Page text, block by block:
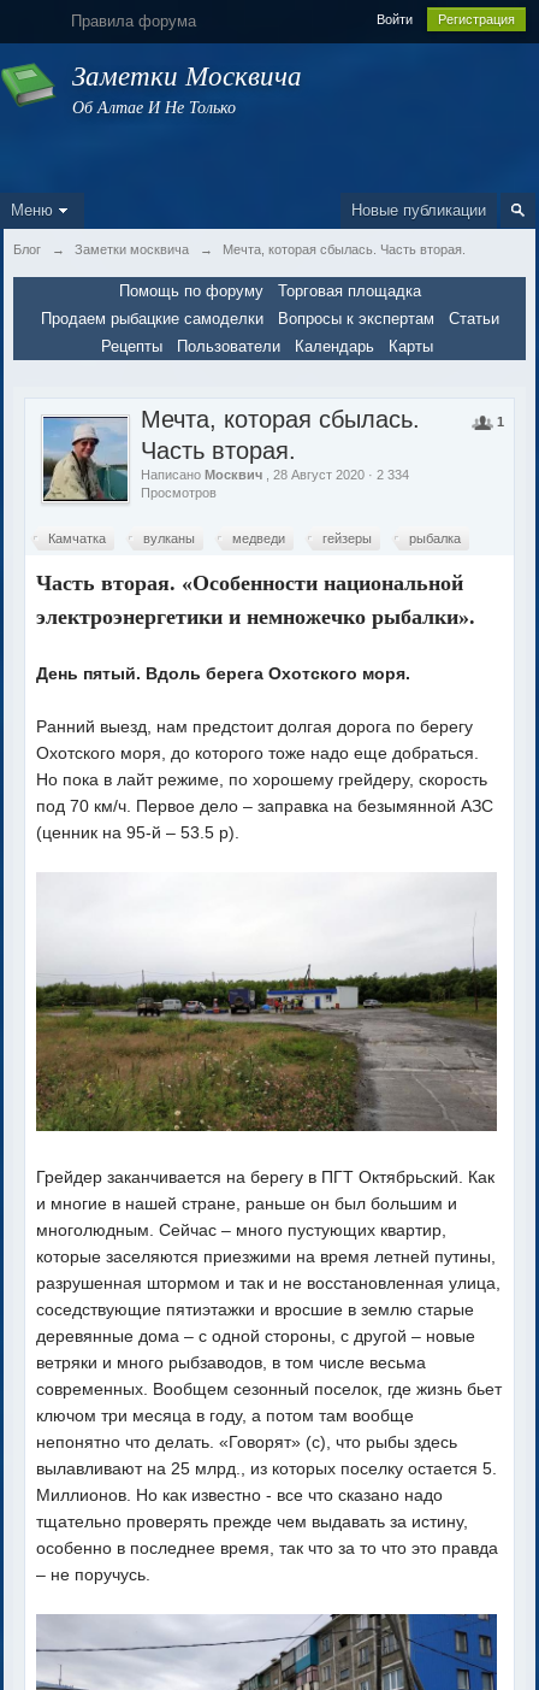
Правила форума Войти Регистрация
Заметки Москвича
Об Алтае И Не Только
Новые публикации
Меню
Блог → Заметки москвича → Мечта, которая сбылась. Часть вторая.
Помощь по форуму
Торговая площадка
Продаем рыбацкие самоделки
Вопросы к экспертам
Статьи
Рецепты
Пользователи Календарь Карты
1
Мечта, которая сбылась.
Часть вторая.
НаписаноМосквич
, 28 Август 2020 · 2 334
Просмотров
Камчатка вулканы медведи гейзеры рыбалка
Часть вторая. «Особенности национальной
электроэнергетики и немножечко рыбалки».
День пятый. Вдоль берега Охотского моря.
Ранний выезд, нам предстоит долгая дорога по берегу
Охотского моря, до которого тоже надо еще добраться.
Но пока в лайт режиме, по хорошему грейдеру, скорость
под 70 км/ч. Первое дело – заправка на безымянной АЗС
(ценник на 95-й – 53.5 р).
Грейдер заканчивается на берегу в ПГТ Октябрьский. Как
и многие в нашей стране, раньше он был большим и
многолюдным. Сейчас – много пустующих квартир,
которые заселяются приезжими на время летней путины,
разрушенная штормом и так и не восстановленная улица,
соседствующие пятиэтажки и вросшие в землю старые
деревянные дома – с одной стороны, с другой – новые
ветряки и много рыбзаводов, в том числе весьма
современных. Вообщем сезонный поселок, где жизнь бьет
ключом три месяца в году, а потом там вообще
непонятно что делать. «Говорят» (с), что рыбы здесь
вылавливают на 25 млрд., из которых поселку остается 5.
Миллионов. Но как известно - все что сказано надо
тщательно проверять прежде чем выдавать за истину,
особенно в последнее время, так что за то что это правда
– не поручусь.